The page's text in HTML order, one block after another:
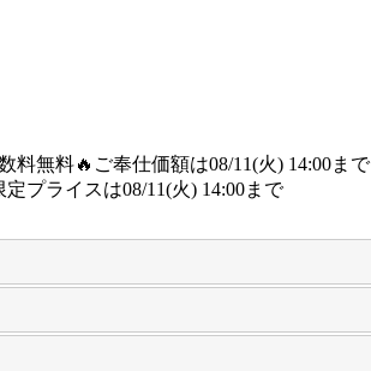
料無料🔥ご奉仕価額は08/11(火) 14:00まで
プライスは08/11(火) 14:00まで